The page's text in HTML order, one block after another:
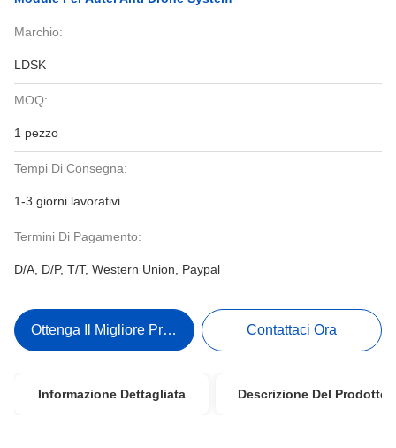
Marchio:
LDSK
MOQ:
1 pezzo
Tempi Di Consegna:
1-3 giorni lavorativi
Termini Di Pagamento:
D/A, D/P, T/T, Western Union, Paypal
Ottenga Il Migliore Prezzo Contattaci Ora
Informazione Dettagliata Descrizione Del Prodotto